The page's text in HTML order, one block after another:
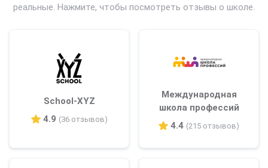
реальные. Нажмите, чтобы посмотреть отзывы о школе.
School-XYZ
4.9 (36 отзывов)
Международная
школа профессий
4.4 (215 отзывов)